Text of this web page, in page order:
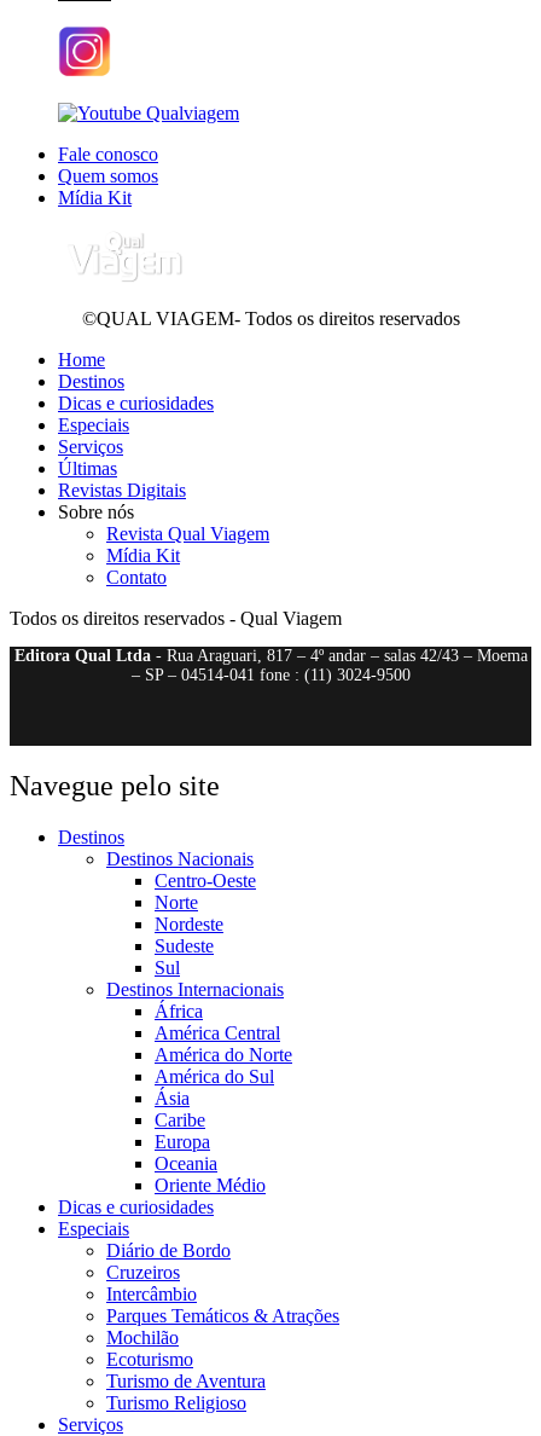
Fale conosco
Quem somos
Mídia Kit
©QUAL VIAGEM- Todos os direitos reservados
Home
Destinos
Dicas e curiosidades
Especiais
Serviços
Últimas
Revistas Digitais
Sobre nós
Revista Qual Viagem
Mídia Kit
Contato
Todos os direitos reservados - Qual Viagem
Editora Qual Ltda- Rua Araguari, 817 – 4º andar – salas 42/43 – Moema
– SP – 04514-041 fone : (11) 3024-9500
Navegue pelo site
Destinos
Destinos Nacionais
Centro-Oeste
Norte
Nordeste
Sudeste
Sul
Destinos Internacionais
África
América Central
América do Norte
América do Sul
Ásia
Caribe
Europa
Oceania
Oriente Médio
Dicas e curiosidades
Especiais
Diário de Bordo
Cruzeiros
Intercâmbio
Parques Temáticos & Atrações
Mochilão
Ecoturismo
Turismo de Aventura
Turismo Religioso
Serviços